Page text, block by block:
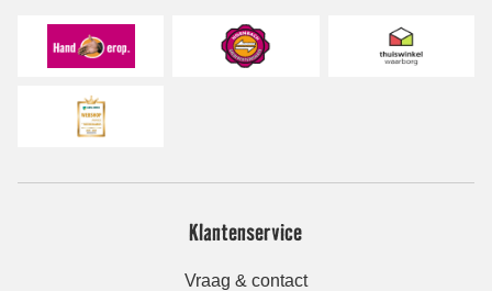
Klantenservice
Vraag & contact